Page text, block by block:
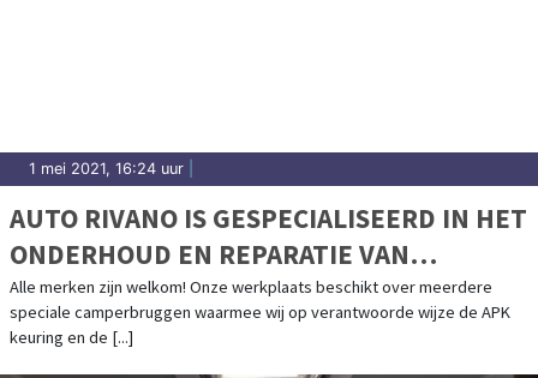
1 mei 2021, 16:24 uur
AUTO RIVANO IS GESPECIALISEERD IN HET
ONDERHOUD EN REPARATIE VAN
CAMPERS
Alle merken zijn welkom! Onze werkplaats beschikt over meerdere
speciale camperbruggen waarmee wij op verantwoorde wijze de APK
keuring en de [...]